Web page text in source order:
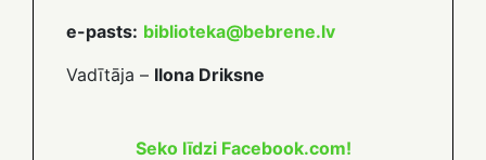
e-pasts: biblioteka@bebrene.lv
Vadītāja – Ilona Driksne
Seko līdzi Facebook.com!